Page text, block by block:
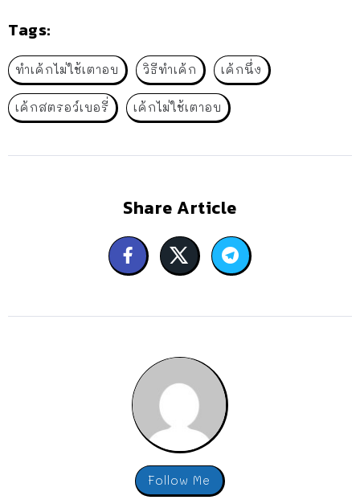
Tags:
ทำเค้กไม่ใช้เตาอบ วิธีทำเค้ก เค้กนึ่ง
เค้กสตรอว์เบอรี่ เค้กไม่ใช้เตาอบ
Share Article
Follow Me